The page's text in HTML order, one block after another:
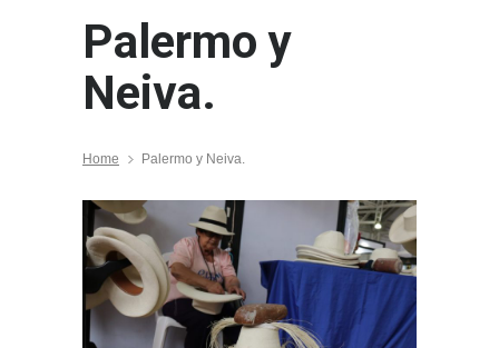
Palermo y
Neiva.
Home Palermo y Neiva.